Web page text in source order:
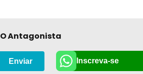
O Antagonista
Enviar Inscreva-se